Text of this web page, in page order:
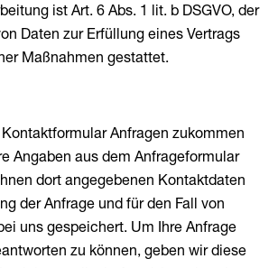
ist Art. 6 Abs. 1 lit. b DSGVO, der
Daten zur Erfüllung eines Vertrags
Maßnahmen gestattet.
Anfragen zukommen
Angaben aus dem Anfrageformular
dort angegebenen Kontaktdaten
der Anfrage und für den Fall von
uns gespeichert. Um Ihre Anfrage
zu können, geben wir diese